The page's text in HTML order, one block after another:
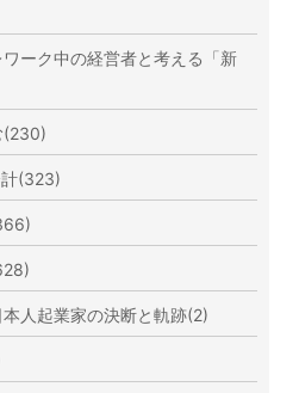
ーク中の経営者と考える「新
(323)
人起業家の決断と軌跡(2)